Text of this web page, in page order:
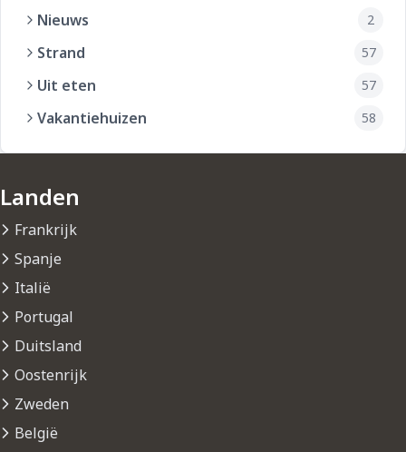
Nieuws 2
Strand 57
Uit eten 57
Vakantiehuizen 58
Landen
Frankrijk
Spanje
Italië
Portugal
Duitsland
Oostenrijk
Zweden
België